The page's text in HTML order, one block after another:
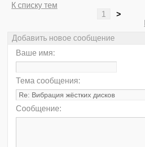
К списку тем
1
>
Добавить новое сообщение
Ваше имя:
Тема сообщения:
Сообщение: